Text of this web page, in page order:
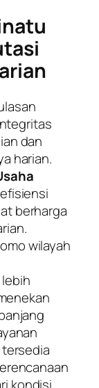
dan
harian.
berharga
wilayah